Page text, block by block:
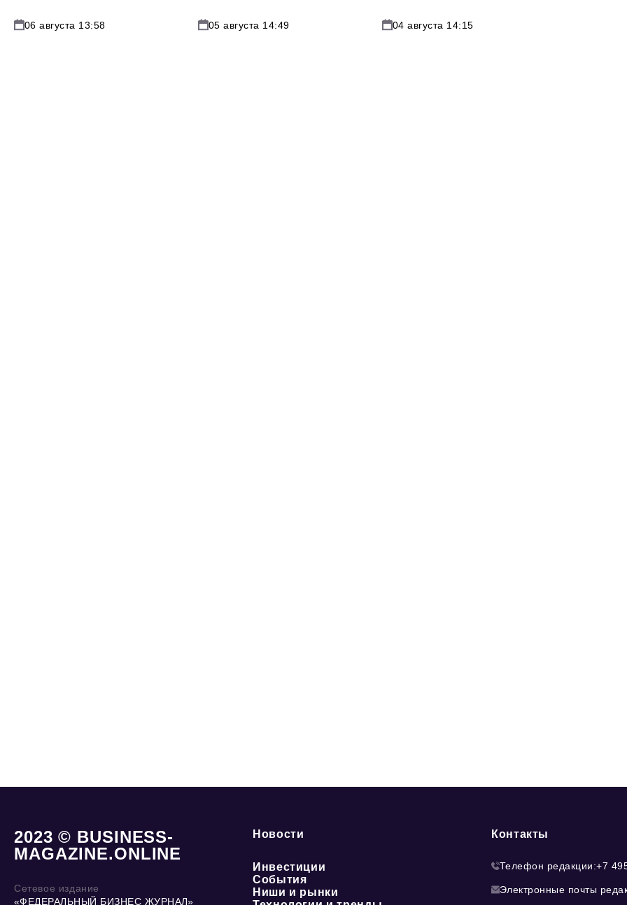
06 августа 13:58 05 августа 14:49 04 августа 14:15
2023 © BUSINESS-
MAGAZINE.ONLINE
Сетевое издание
«ФЕДЕРАЛЬНЫЙ БИЗНЕС ЖУРНАЛ»
Новости
Инвестиции
События
Ниши и рынки
Контакты
Телефон редакции:+7
Электронные почты